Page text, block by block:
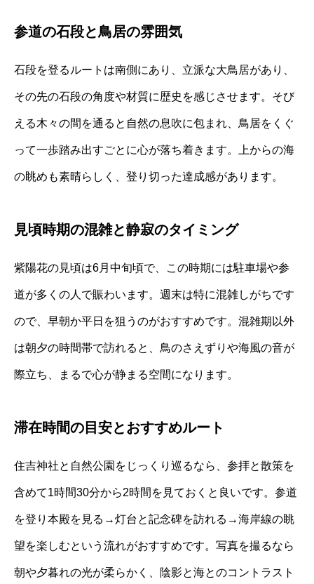
参道の石段と鳥居の雰囲気
石段を登るルートは南側にあり、立派な大鳥居があり、
その先の石段の角度や材質に歴史を感じさせます。そび
える木々の間を通ると自然の息吹に包まれ、鳥居をくぐ
って一歩踏み出すごとに心が落ち着きます。上からの海
の眺めも素晴らしく、登り切った達成感があります。
見頃時期の混雑と静寂のタイミング
紫陽花の見頃は6月中旬頃で、この時期には駐車場や参
道が多くの人で賑わいます。週末は特に混雑しがちです
ので、早朝か平日を狙うのがおすすめです。混雑期以外
は朝夕の時間帯で訪れると、鳥のさえずりや海風の音が
際立ち、まるで心が静まる空間になります。
滞在時間の目安とおすすめルート
住吉神社と自然公園をじっくり巡るなら、参拝と散策を
含めて1時間30分から2時間を見ておくと良いです。参道
を登り本殿を見る→灯台と記念碑を訪れる→海岸線の眺
望を楽しむという流れがおすすめです。写真を撮るなら
朝や夕暮れの光が柔らかく、陰影と海とのコントラスト